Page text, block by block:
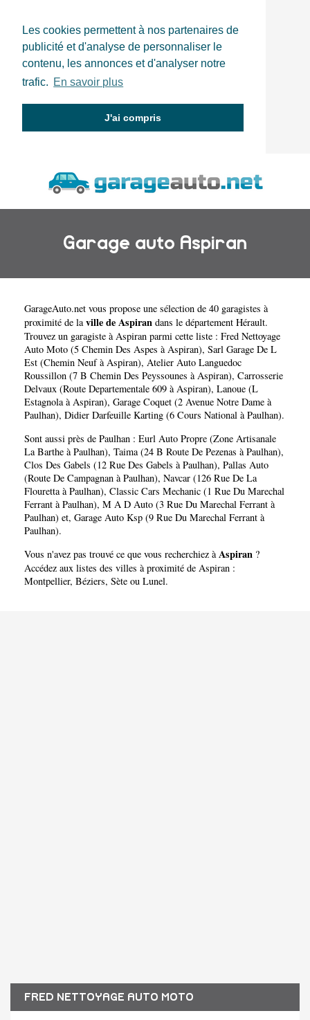
Les cookies permettent à nos partenaires de
publicité et d'analyse de personnaliser le
contenu, les annonces et d'analyser notre
trafic. En savoir plus
J'ai compris
Garage auto Aspiran
GarageAuto.net vous propose une sélection de 40 garagistes à
proximité de laville de Aspiran dans le département Hérault.
Trouvez un garagiste à Aspiran parmi cette liste : Fred Nettoyage
Auto Moto (5 Chemin Des Aspes à Aspiran), Sarl Garage De L
Est (Chemin Neuf à Aspiran), Atelier Auto Languedoc
Roussillon (7 B Chemin Des Peyssounes à Aspiran), Carrosserie
Delvaux (Route Departementale 609 à Aspiran), Lanoue (L
Estagnola à Aspiran), Garage Coquet (2 Avenue Notre Dame à
Paulhan), Didier Darfeuille Karting (6 Cours National à Paulhan).
Sont aussi près de Paulhan : Eurl Auto Propre (Zone Artisanale
La Barthe à Paulhan), Taima (24 B Route De Pezenas à Paulhan),
Clos Des Gabels (12 Rue Des Gabels à Paulhan), Pallas Auto
(Route De Campagnan à Paulhan), Navcar (126 Rue De La
Flouretta à Paulhan), Classic Cars Mechanic (1 Rue Du Marechal
Ferrant à Paulhan), M A D Auto (3 Rue Du Marechal Ferrant à
Paulhan) et, Garage Auto Ksp (9 Rue Du Marechal Ferrant à
Paulhan).
Vous n'avez pas trouvé ce que vous recherchiez àAspiran ?
Accédez aux listes des villes à proximité de Aspiran :
Montpellier, Béziers, Sète ou Lunel.
FRED NETTOYAGE AUTO MOTO